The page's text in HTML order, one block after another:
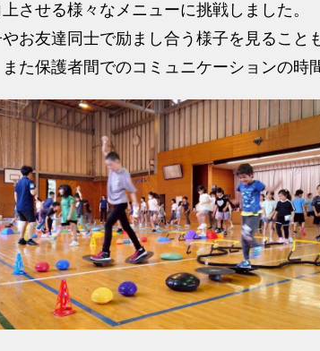
させる様々なメニューに挑戦しました。
お友達同士で励まし合う様子を見ること
た保護者間でのコミュニケーションの時